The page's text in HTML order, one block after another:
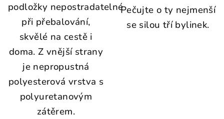
podložky nepostradatelné
při přebalování,
skvělé na cestě i
doma. Z vnější strany
je nepropustná
polyesterová vrstva s
polyuretanovým
zátěrem.
Pečujte o ty nejmenší
se silou tří bylinek.